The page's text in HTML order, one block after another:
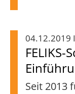
04.12.2019
FELIKS-
Seit 2013